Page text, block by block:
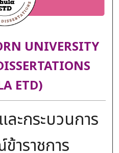
UNIVERSITY
ETD)
ะกระบวนการ
าราชการ